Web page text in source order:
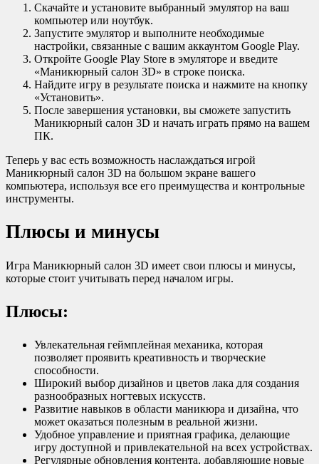
Скачайте и установите выбранный эмулятор на ваш
компьютер или ноутбук.
Запустите эмулятор и выполните необходимые
настройки, связанные с вашим аккаунтом Google Play.
Откройте Google Play Store в эмуляторе и введите
«Маникюрный салон 3D» в строке поиска.
Найдите игру в результате поиска и нажмите на кнопку
«Установить».
После завершения установки, вы сможете запустить
Маникюрный салон 3D и начать играть прямо на вашем
ПК.
Теперь у вас есть возможность наслаждаться игрой
Маникюрный салон 3D на большом экране вашего
компьютера, используя все его преимущества и контрольные
инструменты.
Плюсы и минусы
Игра Маникюрный салон 3D имеет свои плюсы и минусы,
которые стоит учитывать перед началом игры.
Плюсы:
Увлекательная геймплейная механика, которая
позволяет проявить креативность и творческие
способности.
Широкий выбор дизайнов и цветов лака для создания
разнообразных ногтевых искусств.
Развитие навыков в области маникюра и дизайна, что
может оказаться полезным в реальной жизни.
Удобное управление и приятная графика, делающие
игру доступной и привлекательной на всех устройствах.
Регулярные обновления контента, добавляющие новые